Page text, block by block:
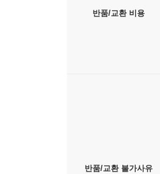
반품/교환 비용
반품/교환 불가사유